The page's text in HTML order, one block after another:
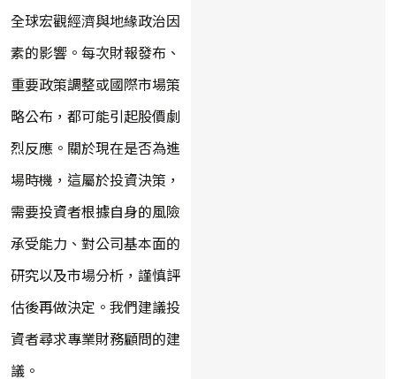
全球宏觀經濟與地緣政治因
素的影響。每次財報發布、
重要政策調整或國際市場策
略公布，都可能引起股價劇
烈反應。關於現在是否為進
場時機，這屬於投資決策，
需要投資者根據自身的風險
承受能力、對公司基本面的
研究以及市場分析，謹慎評
估後再做決定。我們建議投
資者尋求專業財務顧問的建
議。